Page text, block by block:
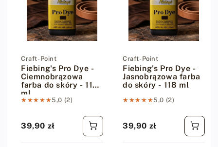
Dostawca:
Craft-Point
Fiebing's Pro Dye -
Ciemnobrązowa
farba do skóry - 118
ml
★★★★★
★★★★★5,0 (2)
Cena regularna
39,90 zł
Dostawca:
Craft-Point
Fiebing's Pro Dye -
Jasnobrązowa farba
do skóry - 118 ml
★★★★★
★★★★★5,0 (2)
Cena regularna
39,90 zł